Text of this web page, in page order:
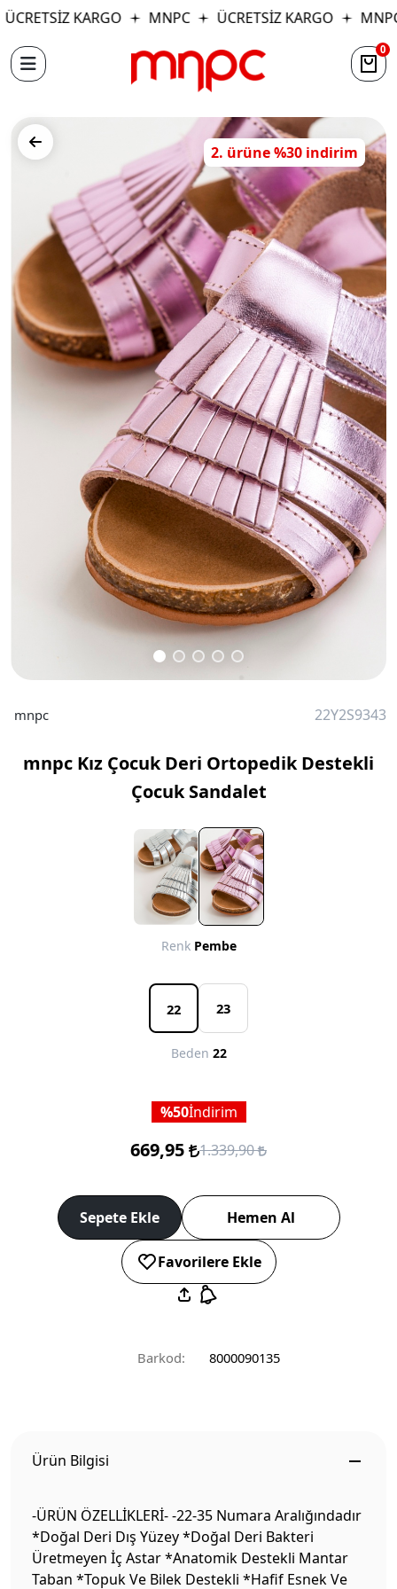
KARGO MNPC ÜCRETSİZ KARGO MNPC
0
2. ürüne %30 indirim
mnpc 22Y2S9343
mnpc Kız Çocuk Deri Ortopedik Destekli
Çocuk Sandalet
Renk Pembe
22 23
Beden 22
50İndirim
669,95 1.339,90
Sepete Ekle Hemen Al
Favorilere Ekle
Barkod: 8000090135
Ürün Bilgisi
-ÜRÜN ÖZELLİKLERİ- -22-35 Numara Aralığındadır
*Doğal Deri Dış Yüzey *Doğal Deri Bakteri
Üretmeyen İç Astar *Anatomik Destekli Mantar
Taban *Topuk Ve Bilek Destekli *Hafif Esnek Ve